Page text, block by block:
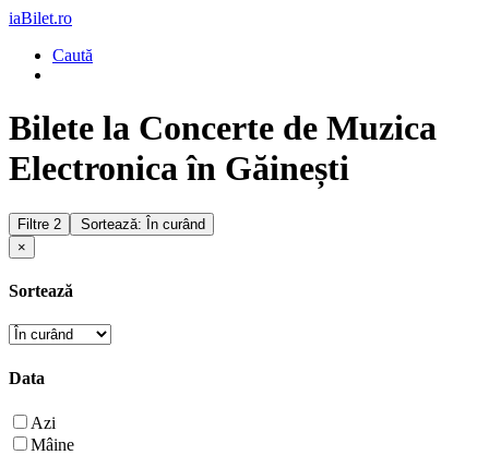
iaBilet.ro
Caută
Bilete la Concerte de Muzica
Electronica în Găinești
Filtre 2
Sortează: În curând
×
Sortează
Data
Azi
Mâine